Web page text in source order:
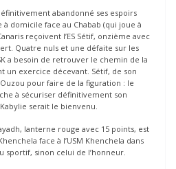
abandonné ses espoirs
domicile face au Chabab (qui joue à
reçoivent l’ES Sétif, onzième avec
Quatre nuls et une défaite sur les
a besoin de retrouver le chemin de la
exercice décevant. Sétif, de son
pour faire de la figuration : le
à sécuriser définitivement son
serait le bienvenu.
lanterne rouge avec 15 points, est
face à l’USM Khenchela dans
sportif, sinon celui de l’honneur.